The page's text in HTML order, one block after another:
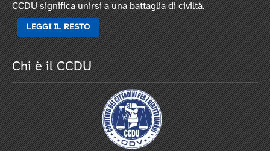
CCDU significa unirsi a una battaglia di civiltà.
LEGGI IL RESTO
Chi è il CCDU